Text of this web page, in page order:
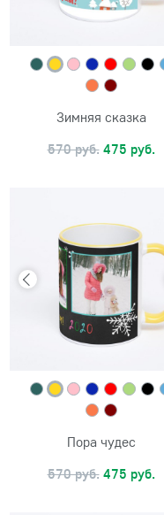
Зимняя сказка
570 руб. 475 руб.
Пора чудес
570 руб. 475 руб.